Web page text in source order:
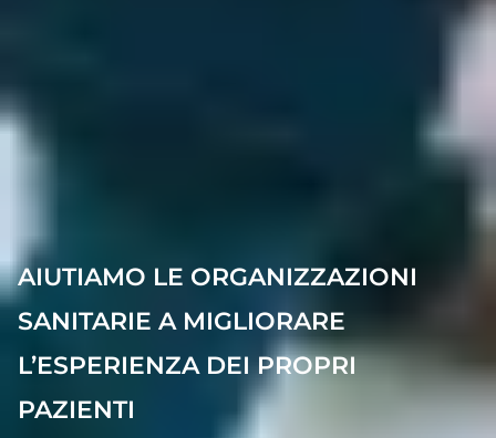
AIUTIAMO LE ORGANIZZAZIONI
SANITARIE A MIGLIORARE
L’ESPERIENZA DEI PROPRI
PAZIENTI